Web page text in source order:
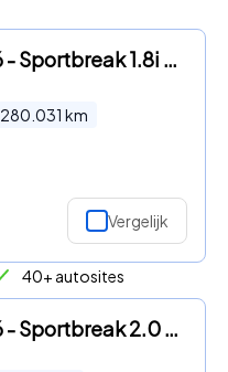
Mazda 6 - Sportbreak 1.8i Touring ( APK KEURING BIJ AFLEVERING! )
280.031 km
Vergelijk
40+ autosites
Mazda 6 - Sportbreak 2.0 SkyActiv-G 165 Luxury / Automaat / Camera / C